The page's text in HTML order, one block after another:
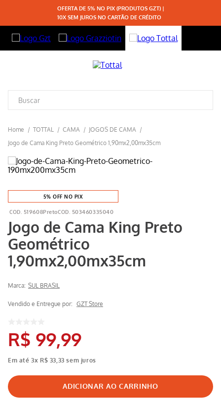
OFERTA DE 5% NO PIX (PRODUTOS GZT) |
10X SEM JUROS NO CARTÃO DE CRÉDITO
TOTTAL CAMA
JOGOS DE CAMA
Jogo de Cama King Preto Geométrico 1,90mx2,00mx35cm
5% OFF NO PIX
519608Preto 503460335040
Jogo de Cama King Preto
Geométrico
1,90mx2,00mx35cm
Marca: SUL BRASIL
Vendido e Entregue por: GZT Store
R$ 99,99
Em até3x R$ 33 33 sem juros